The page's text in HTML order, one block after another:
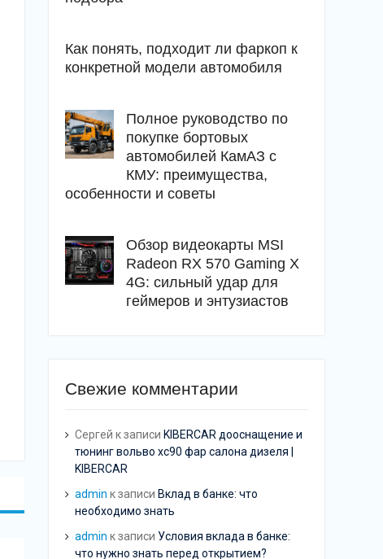
Как понять, подходит ли фаркоп к
конкретной модели автомобиля
Полное руководство по
покупке бортовых
автомобилей КамАЗ с
КМУ: преимущества,
особенности и советы
Обзор видеокарты MSI
Radeon RX 570 Gaming X
4G: сильный удар для
геймеров и энтузиастов
Свежие комментарии
Сергей к записи KIBERCAR дооснащение и
тюнинг вольво хс90 фар салона дизеля |
KIBERCAR
admin к записи Вклад в банке: что
необходимо знать
admin к записи Условия вклада в банке:
что нужно знать перед открытием?